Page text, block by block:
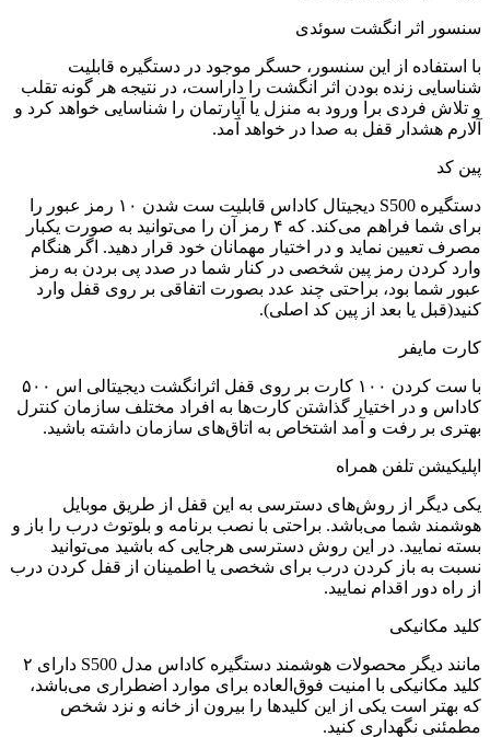
سنسور اثر انگشت سوئدی
با استفاده از این سنسور، حسگر موجود در دستگیره قابلیت
شناسایی زنده بودن اثر انگشت را داراست، در نتیجه هر گونه تقلب
و تلاش فردی برا ورود به منزل یا آپارتمان را شناسایی خواهد کرد و
آلارم هشدار قفل به صدا در خواهد آمد.
پین کد
دستگیره S500 دیجیتال کاداس قابلیت ست شدن ۱۰ رمز عبور را
برای شما فراهم می‌کند. که ۴ رمز آن را می‌توانید به صورت یکبار
مصرف تعیین نماید و در اختیار مهمانان خود قرار دهید. اگر هنگام
وارد کردن رمز پین شخصی در کنار شما در صدد پی بردن به رمز
عبور شما بود، براحتی چند عدد بصورت اتفاقی بر روی قفل وارد
کنید(قبل یا بعد از پین کد اصلی).
کارت مایفر
با ست کردن ۱۰۰ کارت بر روی قفل اثرانگشت دیجیتالی اس ۵۰۰
کاداس و در اختیار گذاشتن کارت‌ها به افراد مختلف سازمان کنترل
بهتری بر رفت و آمد اشتخاص به اتاق‌های سازمان داشته باشید.
اپلیکیشن تلفن همراه
یکی دیگر از روش‌های دسترسی به این قفل از طریق موبایل
هوشمند شما می‌باشد. براحتی با نصب برنامه و بلوتوث درب را باز و
بسته نمایید. در این روش دسترسی هرجایی که باشید می‌توانید
نسبت به باز کردن درب برای شخصی یا اطمینان از قفل کردن درب
از راه دور اقدام نمایید.
کلید مکانیکی
مانند دیگر محصولات هوشمند دستگیره کاداس مدل S500 دارای ۲
کلید مکانیکی با امنیت فوق‌العاده برای موارد اضطراری می‌باشد،
که بهتر است یکی از این کلیدها را بیرون از خانه و نزد شخص
مطمئنی نگهداری کنید.